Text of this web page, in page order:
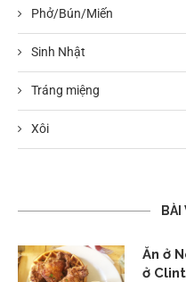
Phở/Bún/Miến
Sinh Nhật
Tráng miệng
Xôi
BÀI
Ăn ở
ở